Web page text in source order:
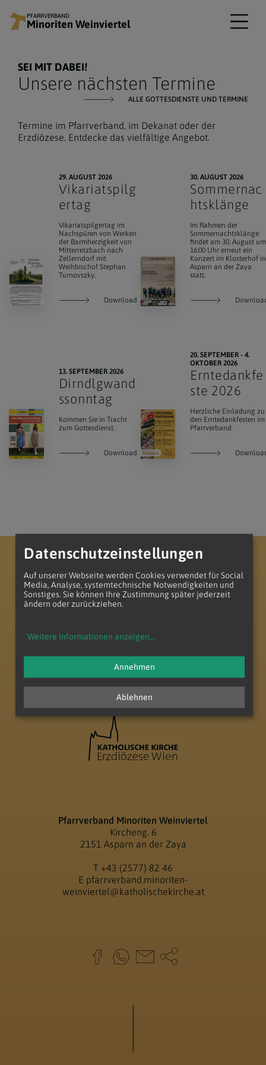
PFARRVERBAND
Minoriten Weinviertel
SEI MIT DABEI!
Unsere nächsten Termine
ALLE GOTTESDIENSTE UND TERMINE
Termine im Pfarrverband, im Dekanat oder der
Erzdiözese. Entdecke das vielfältige Angebot.
29. AUGUST 2026
Vikariatspilg
ertag
Vikariatspilgertag im
Nachspüren von Werken
der Barmherzigkeit von
Mitterretzbach nach
Zellerndorf mit
Weihbischof Stephan
Turnovszky.
Download
30. AUGUST 2026
Sommernac
htsklänge
Im Rahmen der
Sommernachtsklänge
findet am 30. August um
16:00 Uhr erneut ein
Konzert im Klosterhof in
Asparn an der Zaya
statt.
13. SEPTEMBER 2026
Dirndlgwand
ssonntag
Kommen Sie in Tracht
zum Gottesdienst.
Download
20. SEPTEMBER - 4.
OKTOBER 2026
Erntedankfe
ste 2026
Herzliche Einladung zu
den Erntedankfesten im
Pfarrverband.
Erzdiözese Wien
Vikariat Nord - Unter dem Manhartsberg
zum Anfang der Seite
Pfarrverband Minoriten Weinviertel
Kircheng. 6
2151 Asparn an der Zaya
T +43 (2577) 82 46
E pfarrverband.minoriten-
weinviertel@katholischekirche.at
Datenschutzeinstellungen
Auf unserer Webseite werden Cookies verwendet für Social
Media, Analyse, systemtechnische Notwendigkeiten und
Sonstiges. Sie können Ihre Zustimmung später jederzeit
ändern oder zurückziehen.
Weitere Informationen anzeigen...
Ablehnen
Annehmen